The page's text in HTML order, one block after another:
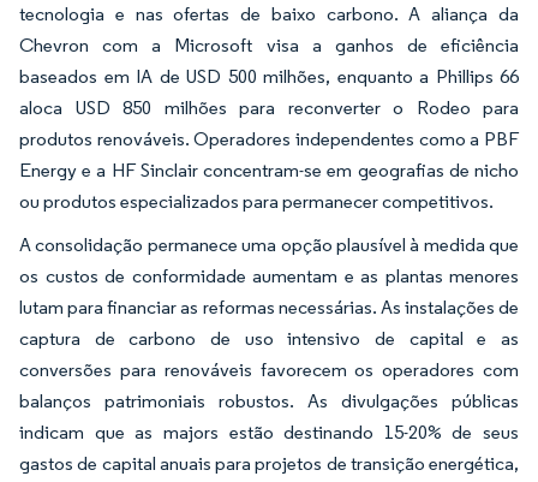
tecnologia e nas ofertas de baixo carbono. A aliança da
Chevron com a Microsoft visa a ganhos de eficiência
baseados em IA de USD 500 milhões, enquanto a Phillips 66
aloca USD 850 milhões para reconverter o Rodeo para
produtos renováveis. Operadores independentes como a PBF
Energy e a HF Sinclair concentram-se em geografias de nicho
ou produtos especializados para permanecer competitivos.
A consolidação permanece uma opção plausível à medida que
os custos de conformidade aumentam e as plantas menores
lutam para financiar as reformas necessárias. As instalações de
captura de carbono de uso intensivo de capital e as
conversões para renováveis favorecem os operadores com
balanços patrimoniais robustos. As divulgações públicas
indicam que as majors estão destinando 15-20% de seus
gastos de capital anuais para projetos de transição energética,